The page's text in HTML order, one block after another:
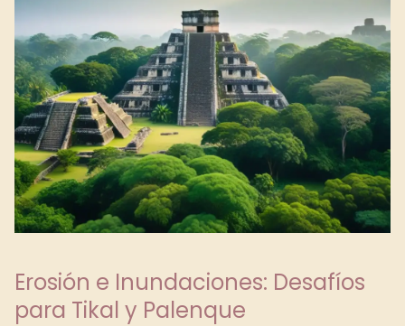
Erosión e Inundaciones: Desafíos
para Tikal y Palenque